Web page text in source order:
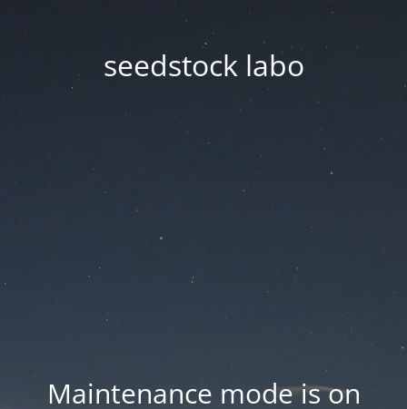
seedstock labo
Maintenance mode is on